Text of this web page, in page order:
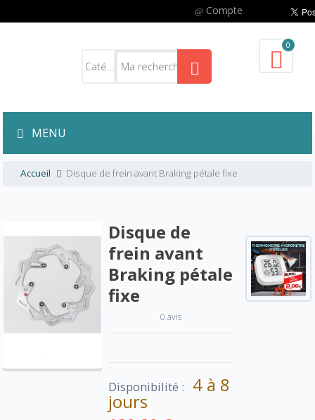
Compte
0
MENU
Accueil Disque de frein avant Braking pétale fixe
Disque de
frein avant
Braking pétale
fixe
0 avis
Disponibilité : 4 à 8
jours